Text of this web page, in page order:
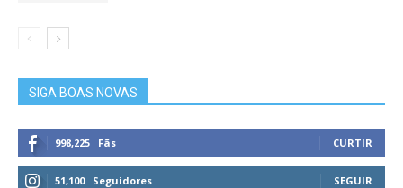
SIGA BOAS NOVAS
998,225 Fãs CURTIR
51,100 Seguidores SEGUIR